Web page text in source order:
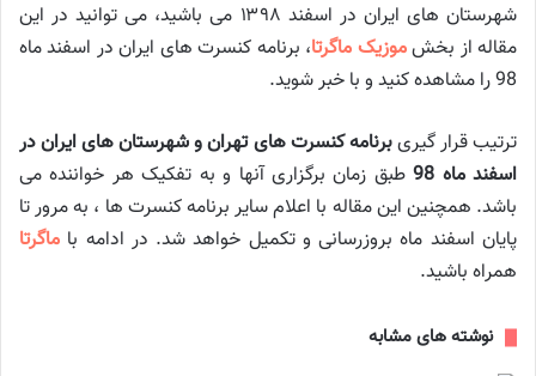
شهرستان های ایران در اسفند ۱۳۹۸ می باشید، می توانید در این
مقاله از بخشموزیک ماگرتا، برنامه کنسرت های ایران در اسفند ماه
98 را مشاهده کنید و با خبر شوید.
ترتیب قرار گیریبرنامه کنسرت های تهران و شهرستان های ایران در
اسفند ماه 98
طبق زمان برگزاری آنها و به تفکیک هر خواننده می
باشد. همچنین این مقاله با اعلام سایر برنامه کنسرت ها ، به مرور تا
پایان اسفند ماه بروزرسانی و تکمیل خواهد شد. در ادامه با ماگرتا
همراه باشید.
نوشته های مشابه